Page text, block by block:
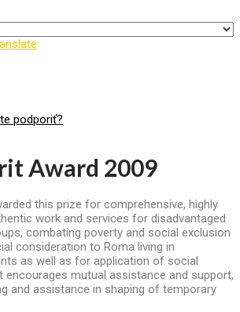
podporiť?
Award 2009
this prize for comprehensive, highly
work and services for disadvantaged
combating poverty and social exclusion
consideration to Roma living in
as well as for application of social
mutual assistance and support,
and assistance in shaping of temporary